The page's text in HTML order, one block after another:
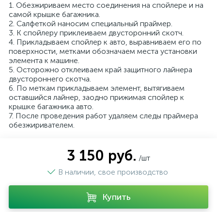
1. Обезжириваем место соединения на спойлере и на
самой крышке багажника.
2. Салфеткой наносим специальный праймер.
3. К спойлеру приклеиваем двусторонний скотч.
4. Прикладываем спойлер к авто, выравниваем его по
поверхности, метками обозначаем места установки
элемента к машине.
5. Осторожно отклеиваем край защитного лайнера
двустороннего скотча.
6. По меткам прикладываем элемент, вытягиваем
оставшийся лайнер, заодно прижимая спойлер к
крышке багажника авто.
7. После проведения работ удаляем следы праймера
обезжиривателем.
3 150 руб. /шт
В наличии, свое производство
Купить